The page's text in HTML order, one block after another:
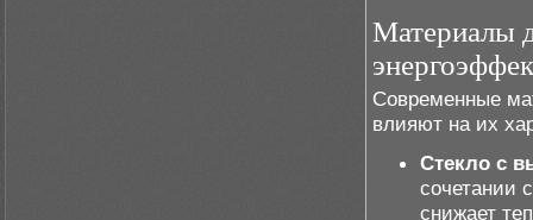
Материалы
Современные
влияют на их
Стекло с
сочетании
снижает